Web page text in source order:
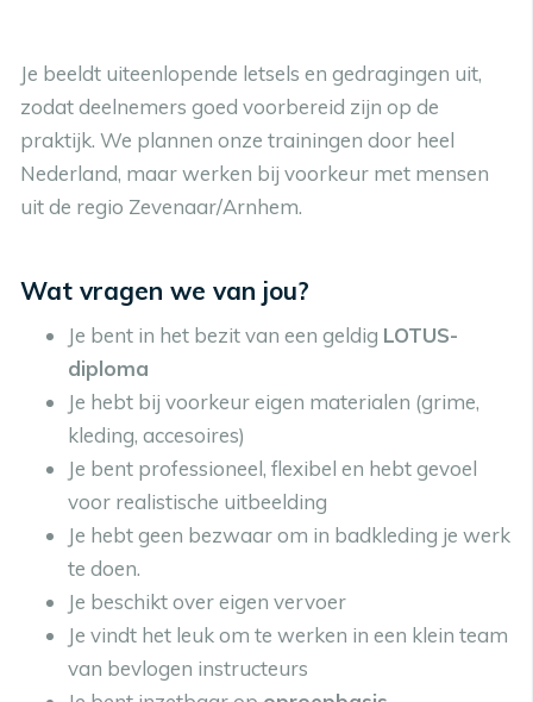
Je beeldt uiteenlopende letsels en gedragingen uit,
zodat deelnemers goed voorbereid zijn op de
praktijk. We plannen onze trainingen door heel
Nederland, maar werken bij voorkeur met mensen
uit de regio Zevenaar/Arnhem.
Wat vragen we van jou?
Je bent in het bezit van een geldig LOTUS-
diploma
Je hebt bij voorkeur eigen materialen (grime,
kleding, accesoires)
Je bent professioneel, flexibel en hebt gevoel
voor realistische uitbeelding
Je hebt geen bezwaar om in badkleding je werk
te doen.
Je beschikt over eigen vervoer
Je vindt het leuk om te werken in een klein team
van bevlogen instructeurs